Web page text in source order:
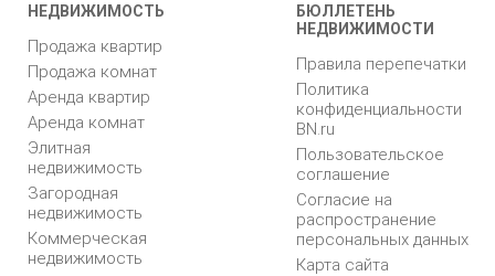
НЕДВИЖИМОСТЬ
Продажа квартир
Продажа комнат
Аренда квартир
Аренда комнат
Элитная
недвижимость
Загородная
недвижимость
Коммерческая
недвижимость
БЮЛЛЕТЕНЬ
НЕДВИЖИМОСТИ
Правила перепечатки
Политика
конфиденциальности
BN.ru
Пользовательское
соглашение
Согласие на
распространение
персональных данных
Карта сайта